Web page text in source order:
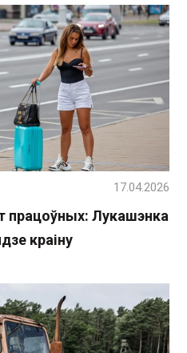
працоўных: Лукашэнка
краіну
17.04.2026